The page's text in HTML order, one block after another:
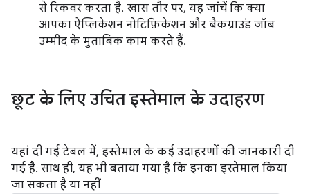
से रिकवर करता है. खास तौर पर, यह जांचें कि क्या
आपका ऐप्लिकेशन नोटिफ़िकेशन और बैकग्राउंड जॉब
उम्मीद के मुताबिक काम करते हैं.
छूट के लिए उचित इस्तेमाल के उदाहरण
यहां दी गई टेबल में, इस्तेमाल के कई उदाहरणों की जानकारी दी
गई है. साथ ही, यह भी बताया गया है कि इनका इस्तेमाल किया
जा सकता है या नहीं